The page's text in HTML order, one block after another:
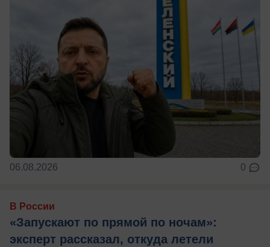
06.08.2026 0
В России
«Запускают по прямой по ночам»:
эксперт рассказал, откуда летели